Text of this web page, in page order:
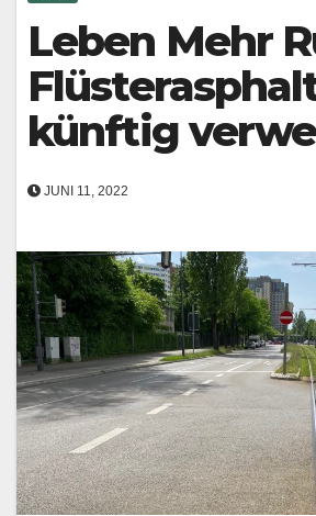
Leben Mehr
künftig
JUNI 11, 2022